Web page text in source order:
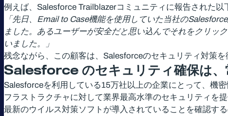
例えば、Salesforce Trailblazerコミュニティに報告された
「先日、Email to Case機能を使用していた当社の
ました。あるユーザーが安全だと思い込んでそれをクリッ
いました。」
残念ながら、この顧客は、Salesforceのセキュリティ対策
Salesforce のセキュリティ確保は
Salesforceを利用している15万社以上の企業にとって、機
フラストラクチャに対して業界最高水準のセキュリティを
最新のウイルス対策ソフトが導入されていることを確認す